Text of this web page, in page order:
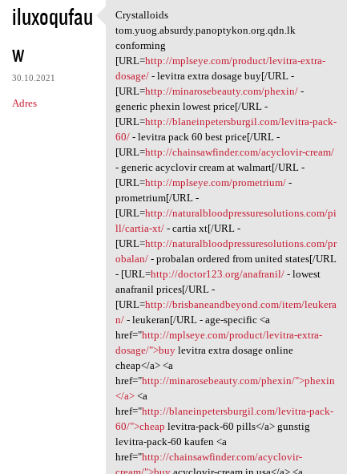
iluxoqufau
w
30.10.2021
Adres
Crystalloids tom.yuog.absurdy
Crystalloids
tom.yuog.absurdy.panoptykon.org.qdn.lk
conforming
[URL=http://mplseye.com/product/levitra-extra-
dosage/- levitra extra dosage buy[/URL -
[URL=http://minarosebeauty.com/phexin/-
generic phexin lowest price[/URL -
[URL=http://blaneinpetersburgil.com/levitra-pack-
60/- levitra pack 60 best price[/URL -
[URL=http://chainsawfinder.com/acyclovir-cream/
- generic acyclovir cream at walmart[/URL -
[URL=http://mplseye.com/prometrium/-
prometrium[/URL -
[URL=http://naturalbloodpressuresolutions.com/pi
ll/cartia-xt/- cartia xt[/URL -
[URL=http://naturalbloodpressuresolutions.com/pr
obalan/- probalan ordered from united states[/URL
- [URL=http://doctor123.org/anafranil/- lowest
anafranil prices[/URL -
[URL=http://brisbaneandbeyond.com/item/leukera
n/- leukeran[/URL - age-specific <a
href="http://mplseye.com/product/levitra-extra-
dosage/">buylevitra extra dosage online
cheap</a> <a
href="http://minarosebeauty.com/phexin/">phexin
</a><a
href="http://blaneinpetersburgil.com/levitra-pack-
60/">cheap levitra-pack-60 pills</a> gunstig
levitra-pack-60 kaufen <a
href="http://chainsawfinder.com/acyclovir-